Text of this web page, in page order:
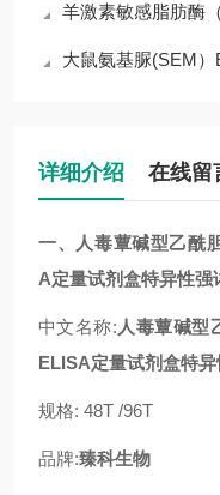
羊激素敏感脂肪酶
大鼠氨基脲(SEM
详细介绍 在线留
一、人毒蕈碱型乙酰
A定量试剂盒特异性强
中文名称: 人毒蕈碱型
ELISA定量试剂盒特
规格: 48T /96T
品牌:臻科生物